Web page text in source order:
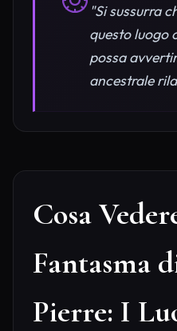
"Si sussurra
questo luogo
possa
ancestrale
Cosa
Fantasma
Pierre: I